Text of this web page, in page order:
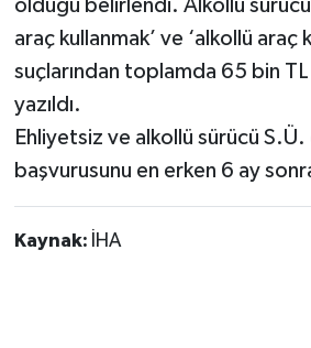
olduğu belirlendi. Alkollü
araç kullanmak’ ve ‘alkollü araç
suçlarından toplamda 65 bin
yazıldı.
Ehliyetsiz ve alkollü sürücü
başvurusunu en erken 6 ay
Kaynak: İHA